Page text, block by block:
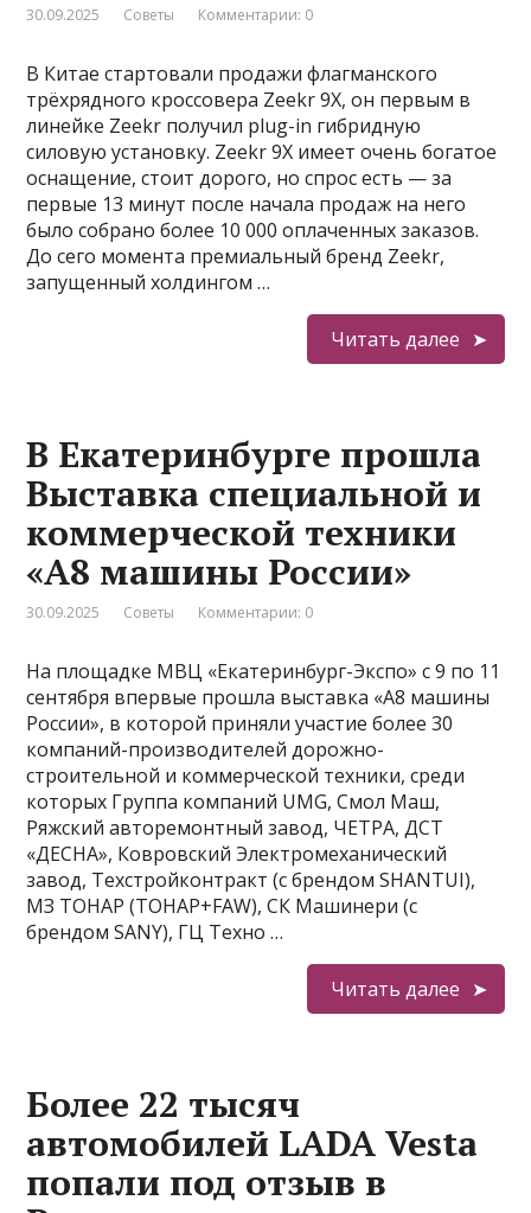
30.09.2025 Советы Комментарии: 0
В Китае стартовали продажи флагманского
трёхрядного кроссовера Zeekr 9X, он первым в
линейке Zeekr получил plug-in гибридную
силовую установку. Zeekr 9X имеет очень богатое
оснащение, стоит дорого, но спрос есть — за
первые 13 минут после начала продаж на него
было собрано более 10 000 оплаченных заказов.
До сего момента премиальный бренд Zeekr,
запущенный холдингом …
Читать далее
В Екатеринбурге прошла
Выставка специальной и
коммерческой техники
«А8 машины России»
30.09.2025 Советы Комментарии: 0
На площадке МВЦ «Екатеринбург-Экспо» с 9 по 11
сентября впервые прошла выставка «А8 машины
России», в которой приняли участие более 30
компаний-производителей дорожно-
строительной и коммерческой техники, среди
которых Группа компаний UMG, Смол Маш,
Ряжский авторемонтный завод, ЧЕТРА, ДСТ
«ДЕСНА», Ковровский Электромеханический
завод, Техстройконтракт (c брендом SHANTUI),
МЗ ТОНАР (ТОНАР+FAW), СК Машинери (с
брендом SANY), ГЦ Техно …
Читать далее
Более 22 тысяч
автомобилей LADA Vesta
попали под отзыв в